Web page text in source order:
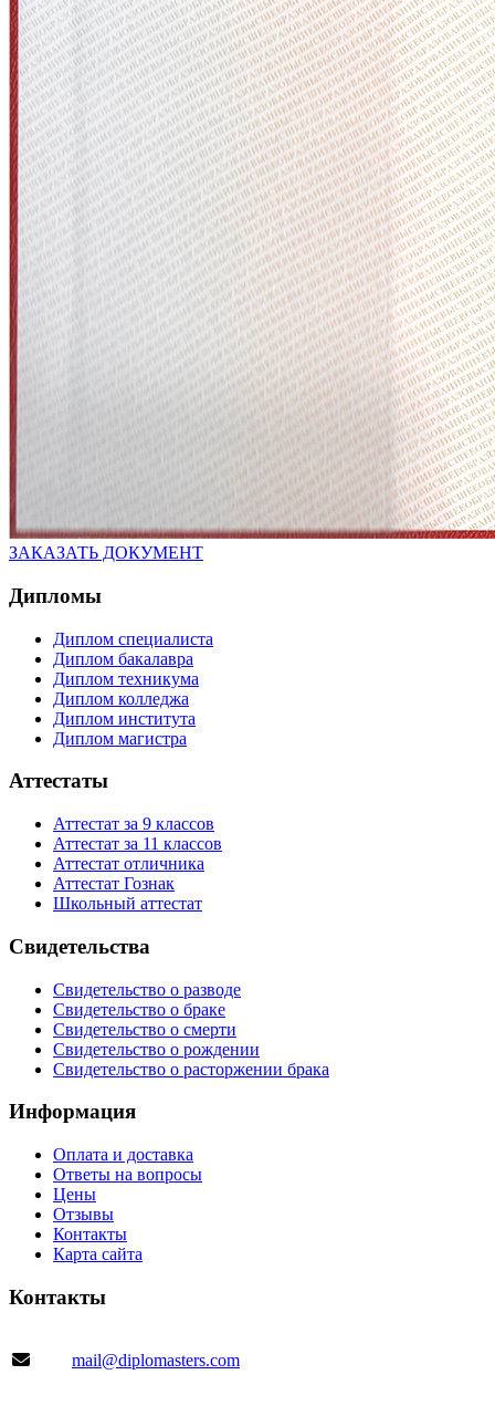
ЗАКАЗАТЬ ДОКУМЕНТ
Дипломы
Диплом специалиста
Диплом бакалавра
Диплом техникума
Диплом колледжа
Диплом института
Диплом магистра
Аттестаты
Аттестат за 9 классов
Аттестат за 11 классов
Аттестат отличника
Аттестат Гознак
Школьный аттестат
Свидетельства
Свидетельство о разводе
Свидетельство о браке
Свидетельство о смерти
Свидетельство о рождении
Свидетельство о расторжении брака
Информация
Оплата и доставка
Ответы на вопросы
Цены
Отзывы
Контакты
Карта сайта
Контакты
mail@diplomasters.com